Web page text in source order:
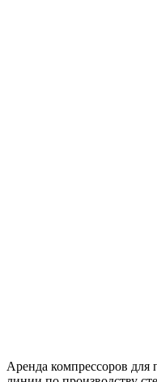
Аренда компрессоров для